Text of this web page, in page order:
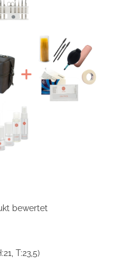
bewertet
T:23,5)